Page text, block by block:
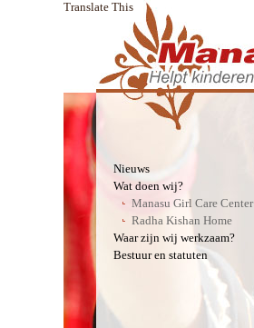
Translate This
Nieuws
Wat doen wij?
Manasu Girl Care Center
Radha Kishan Home
Waar zijn wij werkzaam?
Bestuur en statuten